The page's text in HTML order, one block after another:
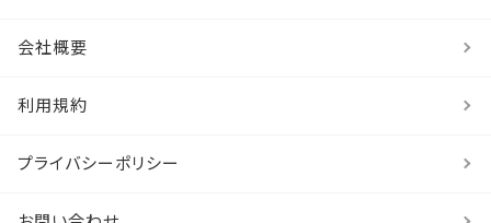
会社概要
利用規約
プライバシーポリシー